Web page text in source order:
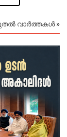
വാർത്തകൾ »